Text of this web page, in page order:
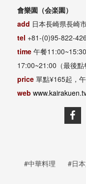
會樂園（会楽園）
add 日本長崎県長崎
tel +81-(0)95-822-
time 午餐
17:00~21:00（最後點
price 單點¥165起，
web
#中華料理 #日